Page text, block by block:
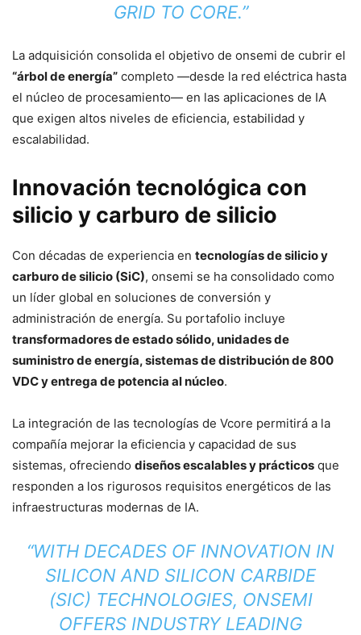
GRID TO CORE.”
La adquisición consolida el objetivo de onsemi de cubrir el
“árbol de energía” completo —desde la red eléctrica hasta
el núcleo de procesamiento— en las aplicaciones de IA
que exigen altos niveles de eficiencia, estabilidad y
escalabilidad.
Innovación tecnológica con
silicio y carburo de silicio
Con décadas de experiencia en tecnologías de silicio y
carburo de silicio (SiC), onsemi se ha consolidado como
un líder global en soluciones de conversión y
administración de energía. Su portafolio incluye
transformadores de estado sólido, unidades de
suministro de energía, sistemas de distribución de 800
VDC y entrega de potencia al núcleo.
La integración de las tecnologías de Vcore permitirá a la
compañía mejorar la eficiencia y capacidad de sus
sistemas, ofreciendo diseños escalables y prácticos que
responden a los rigurosos requisitos energéticos de las
infraestructuras modernas de IA.
“WITH DECADES OF INNOVATION IN
SILICON AND SILICON CARBIDE
(SIC) TECHNOLOGIES, ONSEMI
OFFERS INDUSTRY LEADING